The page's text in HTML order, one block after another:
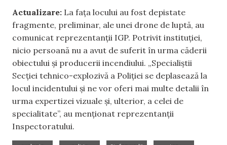
Actualizare: La fața locului au fost depistate
fragmente, preliminar, ale unei drone de luptă, au
comunicat reprezentanții IGP. Potrivit instituției,
nicio persoană nu a avut de suferit în urma căderii
obiectului și producerii incendiului. „Specialiștii
Secției tehnico-explozivă a Poliției se deplasează la
locul incidentului și ne vor oferi mai multe detalii în
urma expertizei vizuale și, ulterior, a celei de
specialitate”, au menționat reprezentanții
Inspectoratului.